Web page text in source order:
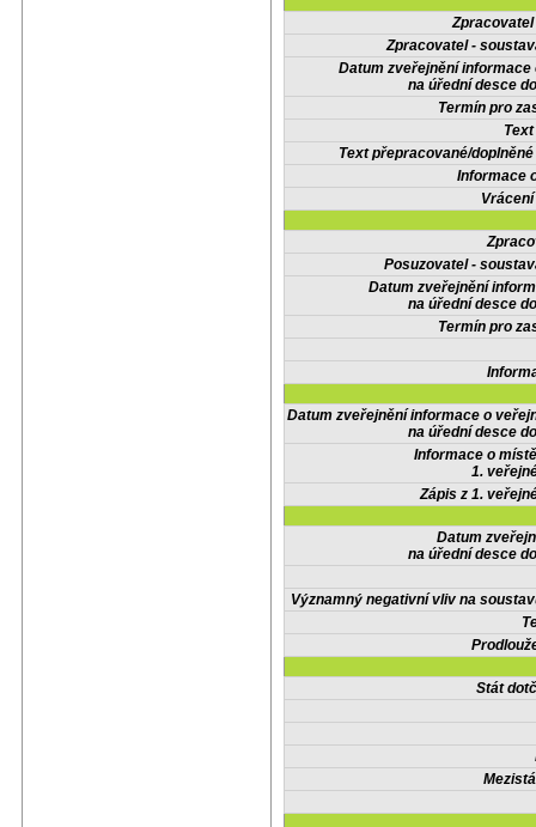
Zpracovatel -
Datum zveřejnění informace
na úřední desce
Termín pro
Text přepracované/
Informace
Posuzovatel -
Datum zveřejnění
na úřední desce
Termín pro
Datum zveřejnění informace o
na úřední desce
Informace o
1.
Zápis z 1.
Datum
na úřední desce
Významný negativní vliv na
Stát